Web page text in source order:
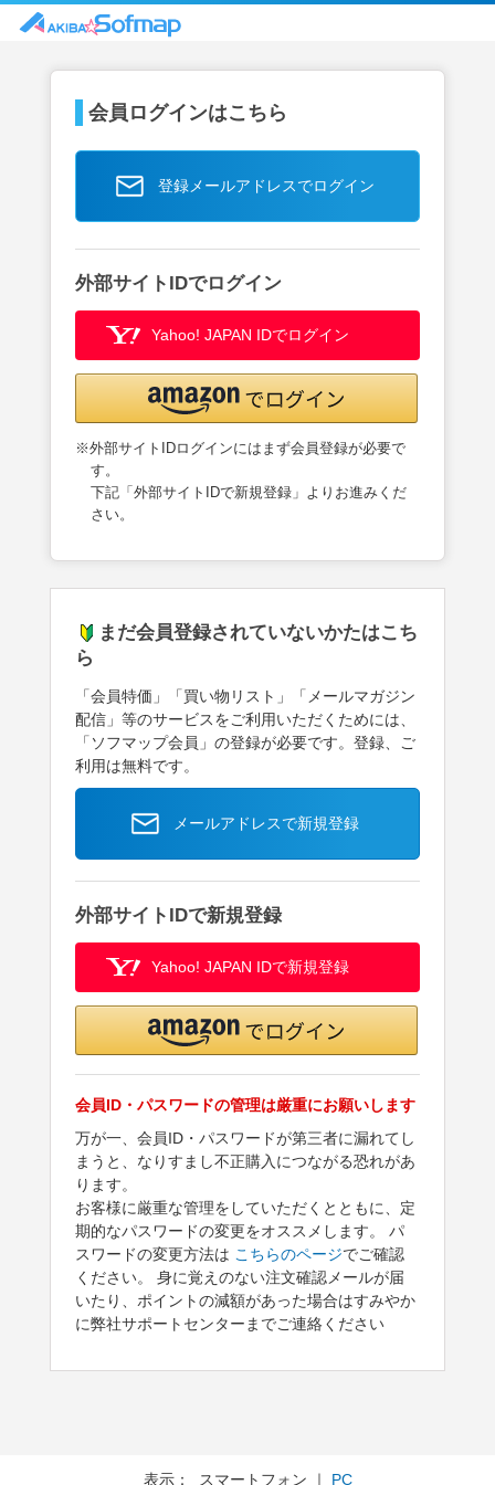
会員ログインはこちら
登録メールアドレスでログイン
外部サイトIDでログイン
Yahoo! JAPAN IDでログイン
※外部サイトIDログインにはまず会員登録が必要で
す。
下記「外部サイトIDで新規登録」よりお進みくだ
さい。
まだ会員登録されていないかたはこち
ら
「会員特価」「買い物リスト」「メールマガジン
配信」等のサービスをご利用いただくためには、
「ソフマップ会員」の登録が必要です。登録、ご
利用は無料です。
メールアドレスで新規登録
外部サイトIDで新規登録
Yahoo! JAPAN IDで新規登録
会員ID・パスワードの管理は厳重にお願いします
万が一、会員ID・パスワードが第三者に漏れてし
まうと、なりすまし不正購入につながる恐れがあ
ります。
お客様に厳重な管理をしていただくとともに、定
期的なパスワードの変更をオススメします。 パ
スワードの変更方法は こちらのページでご確認
ください。 身に覚えのない注文確認メールが届
いたり、ポイントの減額があった場合はすみやか
に弊社サポートセンターまでご連絡ください
表示： スマートフォン ｜ PC